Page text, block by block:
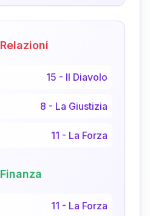
15 - Il Diavolo
8 - La Giustizia
11 - La Forza
11 - La Forza